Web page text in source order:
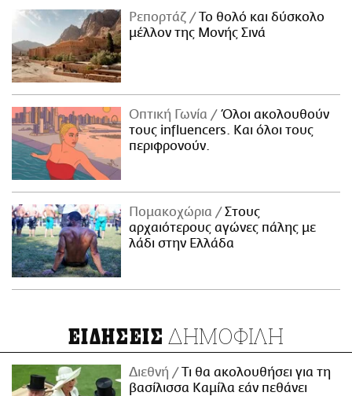
Ρεπορτάζ
Το θολό και δύσκολο
μέλλον της Μονής Σινά
Οπτική Γωνία
Όλοι ακολουθούν
τους influencers. Και όλοι τους
περιφρονούν.
Πομακοχώρια
Στους
αρχαιότερους αγώνες πάλης με
λάδι στην Ελλάδα
ΕΙΔΗΣΕΙΣ ΔΗΜΟΦΙΛΗ
Διεθνή
Τι θα ακολουθήσει για τη
βασίλισσα Καμίλα εάν πεθάνει